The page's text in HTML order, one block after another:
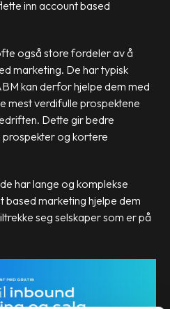
inn account based
også store fordeler av å
marketing. De har typisk
kan derfor hjelpe dem med
mest verdifulle prospektene
Dette gir bedre
og kortere
har lange og komplekse
based marketing hjelpe dem
seg selskaper som er på